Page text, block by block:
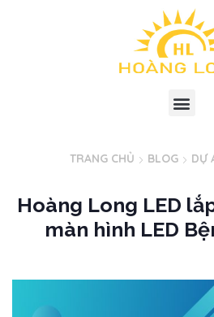
TRANG CHỦ BLOG DỰ
Hoàng Long LED
màn hình LED